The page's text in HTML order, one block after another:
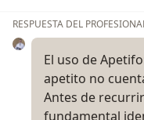
RESPUESTA DEL
El uso de
apetito no
Antes de
fundamental